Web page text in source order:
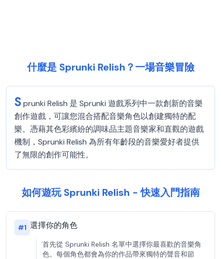
什麼是 Sprunki Relish？一場音樂冒險
Sprunki Relish 是 Sprunki 遊戲系列中一款創新的音樂
創作遊戲，可讓您混合搭配音樂角色以創建獨特的配
樂。憑藉其色彩繽紛的調味品主題音樂家和直觀的遊戲
機制，Sprunki Relish 為所有年齡段的音樂愛好者提供
了無限的創作可能性。
如何遊玩 Sprunki Relish - 快速入門指南
#1 選擇你的角色
首先從 Sprunki Relish 名單中選擇你最喜歡的音樂角
色。每個角色都會為你的作品帶來獨特的聲音和節